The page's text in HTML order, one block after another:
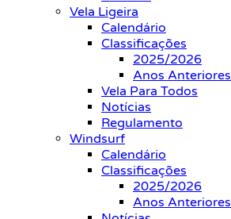
Vela Ligeira
Calendário
Classificações
2025/2026
Anos Anteriores
Vela Para Todos
Notícias
Regulamento
Windsurf
Calendário
Classificações
2025/2026
Anos Anteriores